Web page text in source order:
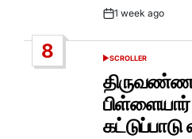
Post1 week ago
8
POSTED
SCROLLER
கட்டுப்பாடு